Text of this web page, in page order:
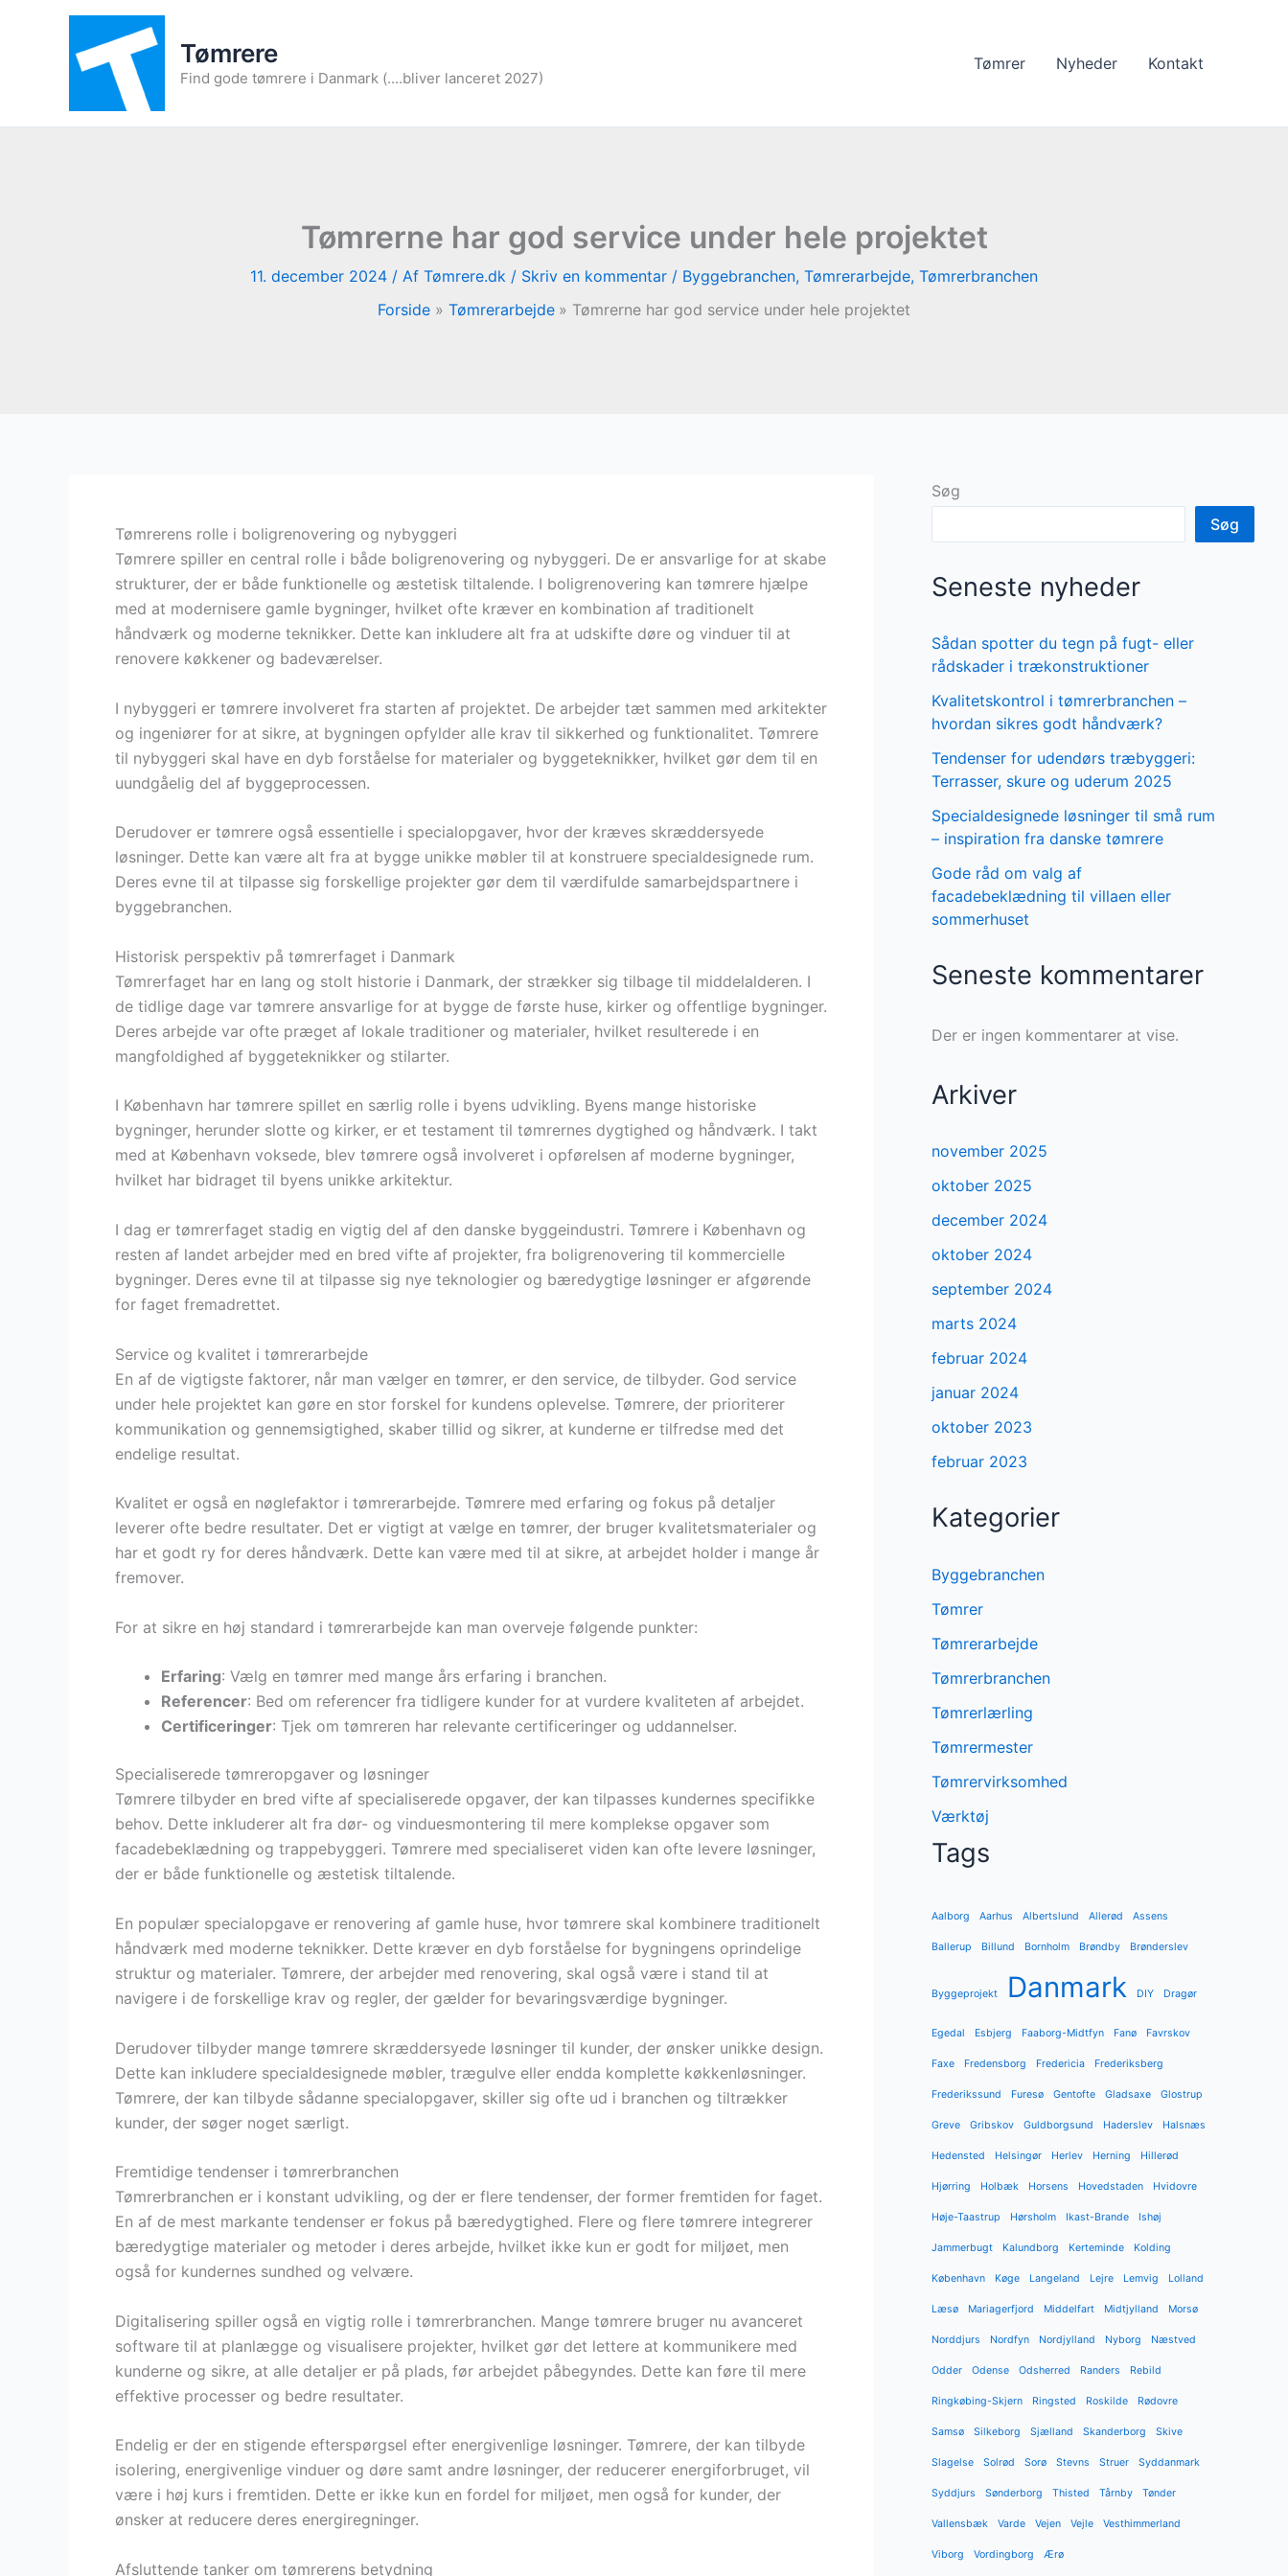
Tømrere
Find gode tømrere i Danmark (....bliver lanceret 2027)
Tømrer Nyheder Kontakt
Tømrerne har god service under hele projektet
11. december 2024 / Af Tømrere.dk / Skriv en kommentar / Byggebranchen, Tømrerarbejde, Tømrerbranchen
Forside
Tømrerarbejde Tømrerne har god service under hele projektet
Tømrerens rolle i boligrenovering og nybyggeri
Tømrere spiller en central rolle i både boligrenovering og nybyggeri. De er ansvarlige for at skabe
strukturer, der er både funktionelle og æstetisk tiltalende. I boligrenovering kan tømrere hjælpe
med at modernisere gamle bygninger, hvilket ofte kræver en kombination af traditionelt
håndværk og moderne teknikker. Dette kan inkludere alt fra at udskifte døre og vinduer til at
renovere køkkener og badeværelser.
I nybyggeri er tømrere involveret fra starten af projektet. De arbejder tæt sammen med arkitekter
og ingeniører for at sikre, at bygningen opfylder alle krav til sikkerhed og funktionalitet. Tømrere
til nybyggeri skal have en dyb forståelse for materialer og byggeteknikker, hvilket gør dem til en
uundgåelig del af byggeprocessen.
Derudover er tømrere også essentielle i specialopgaver, hvor der kræves skræddersyede
løsninger. Dette kan være alt fra at bygge unikke møbler til at konstruere specialdesignede rum.
Deres evne til at tilpasse sig forskellige projekter gør dem til værdifulde samarbejdspartnere i
byggebranchen.
Historisk perspektiv på tømrerfaget i Danmark
Tømrerfaget har en lang og stolt historie i Danmark, der strækker sig tilbage til middelalderen. I
de tidlige dage var tømrere ansvarlige for at bygge de første huse, kirker og offentlige bygninger.
Deres arbejde var ofte præget af lokale traditioner og materialer, hvilket resulterede i en
mangfoldighed af byggeteknikker og stilarter.
I København har tømrere spillet en særlig rolle i byens udvikling. Byens mange historiske
bygninger, herunder slotte og kirker, er et testament til tømrernes dygtighed og håndværk. I takt
med at København voksede, blev tømrere også involveret i opførelsen af moderne bygninger,
hvilket har bidraget til byens unikke arkitektur.
I dag er tømrerfaget stadig en vigtig del af den danske byggeindustri. Tømrere i København og
resten af landet arbejder med en bred vifte af projekter, fra boligrenovering til kommercielle
bygninger. Deres evne til at tilpasse sig nye teknologier og bæredygtige løsninger er afgørende
for faget fremadrettet.
Service og kvalitet i tømrerarbejde
En af de vigtigste faktorer, når man vælger en tømrer, er den service, de tilbyder. God service
under hele projektet kan gøre en stor forskel for kundens oplevelse. Tømrere, der prioriterer
kommunikation og gennemsigtighed, skaber tillid og sikrer, at kunderne er tilfredse med det
endelige resultat.
Kvalitet er også en nøglefaktor i tømrerarbejde. Tømrere med erfaring og fokus på detaljer
leverer ofte bedre resultater. Det er vigtigt at vælge en tømrer, der bruger kvalitetsmaterialer og
har et godt ry for deres håndværk. Dette kan være med til at sikre, at arbejdet holder i mange år
fremover.
For at sikre en høj standard i tømrerarbejde kan man overveje følgende punkter:
Erfaring: Vælg en tømrer med mange års erfaring i branchen.
Referencer: Bed om referencer fra tidligere kunder for at vurdere kvaliteten af arbejdet.
Certificeringer: Tjek om tømreren har relevante certificeringer og uddannelser.
Specialiserede tømreropgaver og løsninger
Tømrere tilbyder en bred vifte af specialiserede opgaver, der kan tilpasses kundernes specifikke
behov. Dette inkluderer alt fra dør- og vinduesmontering til mere komplekse opgaver som
facadebeklædning og trappebyggeri. Tømrere med specialiseret viden kan ofte levere løsninger,
der er både funktionelle og æstetisk tiltalende.
En populær specialopgave er renovering af gamle huse, hvor tømrere skal kombinere traditionelt
håndværk med moderne teknikker. Dette kræver en dyb forståelse for bygningens oprindelige
struktur og materialer. Tømrere, der arbejder med renovering, skal også være i stand til at
navigere i de forskellige krav og regler, der gælder for bevaringsværdige bygninger.
Derudover tilbyder mange tømrere skræddersyede løsninger til kunder, der ønsker unikke design.
Dette kan inkludere specialdesignede møbler, trægulve eller endda komplette køkkenløsninger.
Tømrere, der kan tilbyde sådanne specialopgaver, skiller sig ofte ud i branchen og tiltrækker
kunder, der søger noget særligt.
Fremtidige tendenser i tømrerbranchen
Tømrerbranchen er i konstant udvikling, og der er flere tendenser, der former fremtiden for faget.
En af de mest markante tendenser er fokus på bæredygtighed. Flere og flere tømrere integrerer
bæredygtige materialer og metoder i deres arbejde, hvilket ikke kun er godt for miljøet, men
også for kundernes sundhed og velvære.
Digitalisering spiller også en vigtig rolle i tømrerbranchen. Mange tømrere bruger nu avanceret
software til at planlægge og visualisere projekter, hvilket gør det lettere at kommunikere med
kunderne og sikre, at alle detaljer er på plads, før arbejdet påbegyndes. Dette kan føre til mere
effektive processer og bedre resultater.
Endelig er der en stigende efterspørgsel efter energivenlige løsninger. Tømrere, der kan tilbyde
isolering, energivenlige vinduer og døre samt andre løsninger, der reducerer energiforbruget, vil
være i høj kurs i fremtiden. Dette er ikke kun en fordel for miljøet, men også for kunder, der
ønsker at reducere deres energiregninger.
Afsluttende tanker om tømrerens betydning
Søg
Søg
Seneste nyheder
Sådan spotter du tegn på fugt- eller
rådskader i trækonstruktioner
Kvalitetskontrol i tømrerbranchen –
hvordan sikres godt håndværk?
Tendenser for udendørs træbyggeri:
Terrasser, skure og uderum 2025
Specialdesignede løsninger til små rum
– inspiration fra danske tømrere
Gode råd om valg af
facadebeklædning til villaen eller
sommerhuset
Seneste kommentarer
Der er ingen kommentarer at vise.
Arkiver
november 2025
oktober 2025
december 2024
oktober 2024
september 2024
marts 2024
februar 2024
januar 2024
oktober 2023
februar 2023
Kategorier
Byggebranchen
Tømrer
Tømrerarbejde
Tømrerbranchen
Tømrerlærling
Tømrermester
Tømrervirksomhed
Værktøj
Tags
Aalborg Aarhus Albertslund Allerød Assens
Ballerup Billund Bornholm Brøndby Brønderslev
Byggeprojekt Danmark DIY Dragør
Egedal Esbjerg Faaborg-Midtfyn Fanø Favrskov
Faxe Fredensborg Fredericia Frederiksberg
Frederikssund Furesø Gentofte Gladsaxe Glostrup
Greve Gribskov Guldborgsund Haderslev Halsnæs
Hedensted Helsingør Herlev Herning Hillerød
Hjørring Holbæk Horsens Hovedstaden Hvidovre
Høje-Taastrup Hørsholm Ikast-Brande Ishøj
Jammerbugt Kalundborg Kerteminde Kolding
København Køge Langeland Lejre Lemvig Lolland
Læsø Mariagerfjord Middelfart Midtjylland Morsø
Norddjurs Nordfyn Nordjylland Nyborg Næstved
Odder Odense Odsherred Randers Rebild
Ringkøbing-Skjern Ringsted Roskilde Rødovre
Samsø Silkeborg Sjælland Skanderborg Skive
Slagelse Solrød Sorø Stevns Struer Syddanmark
Syddjurs Sønderborg Thisted Tårnby Tønder
Vallensbæk Varde Vejen Vejle Vesthimmerland
Viborg Vordingborg Ærø